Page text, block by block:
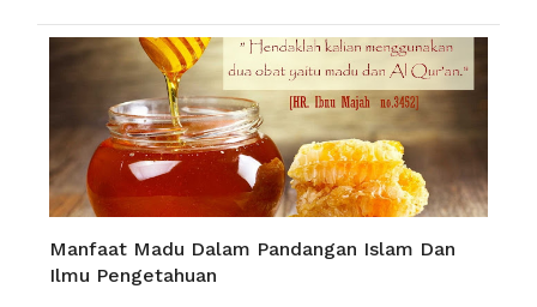
Manfaat Madu Dalam Pandangan Islam Dan
Ilmu Pengetahuan